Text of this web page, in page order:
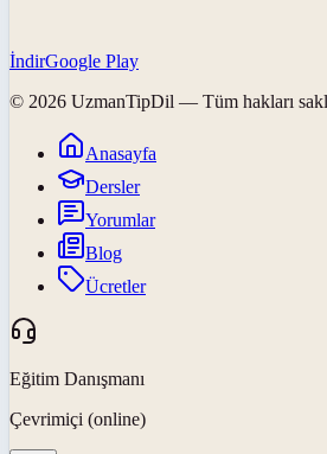
İndirGoogle Play
© 2026 UzmanTipDil — Tüm hakları
Anasayfa
Dersler
Yorumlar
Blog
Ücretler
Eğitim Danışmanı
Çevrimiçi (online)